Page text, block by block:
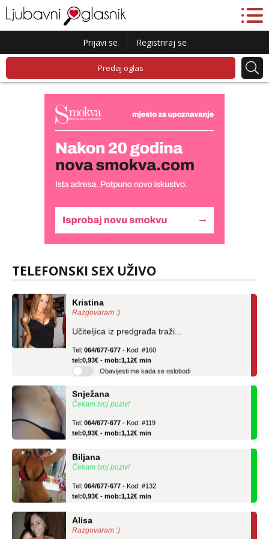
Prijavi se Registriraj se
Predaj oglas
TELEFONSKI SEX UŽIVO
tel:0,93€ - mob:1,12€ min
Razgovaram :)
tel:0,93€ - mob:1,12€ min
Obavijesti me kada se oslobodi
Čekam tvoj poziv!
tel:0,93€ - mob:1,12€ min
Čekam tvoj poziv!
tel:0,93€ - mob:1,12€ min
Razgovaram :)